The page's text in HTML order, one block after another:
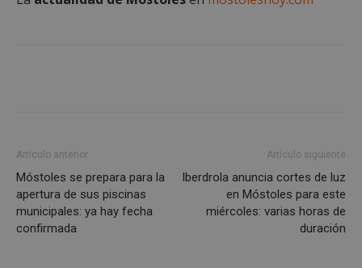
Artículo anterior
Móstoles se prepara para la
apertura de sus piscinas
municipales: ya hay fecha
confirmada
Artículo siguiente
Iberdrola anuncia cortes de luz
en Móstoles para este
miércoles: varias horas de
duración